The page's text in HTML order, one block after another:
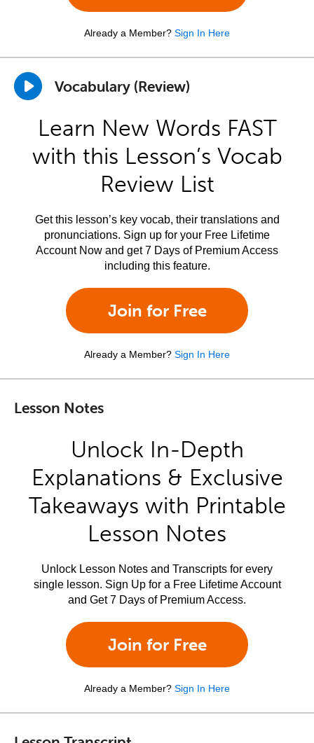
Already a Member? Sign In Here
Vocabulary (Review)
Learn New Words FAST
with this Lesson’s Vocab
Review List
Get this lesson’s key vocab, their translations and
pronunciations. Sign up for your Free Lifetime
Account Now and get 7 Days of Premium Access
including this feature.
Join for Free
Already a Member? Sign In Here
Lesson Notes
Unlock In-Depth
Explanations & Exclusive
Takeaways with Printable
Lesson Notes
Unlock Lesson Notes and Transcripts for every
single lesson. Sign Up for a Free Lifetime Account
and Get 7 Days of Premium Access.
Join for Free
Already a Member? Sign In Here